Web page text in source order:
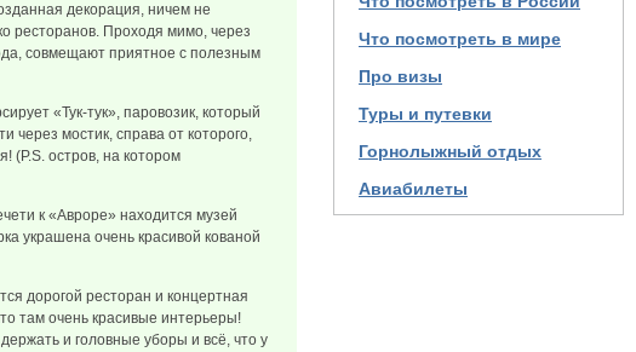
декорация, ничем не
ресторанов. Проходя мимо, через
совмещают приятное с полезным
«Тук-тук», паровозик, который
через мостик, справа от которого,
(P.S. остров, на котором
к «Авроре» находится музей
украшена очень красивой кованой
дорогой ресторан и концертная
там очень красивые интерьеры!
и головные уборы и всё, что у
Что посмотреть в мире
Про визы
Туры и путевки
Горнолыжный отдых
Авиабилеты